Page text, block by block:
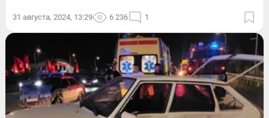
31 августа, 2024, 13:29 6 236 1